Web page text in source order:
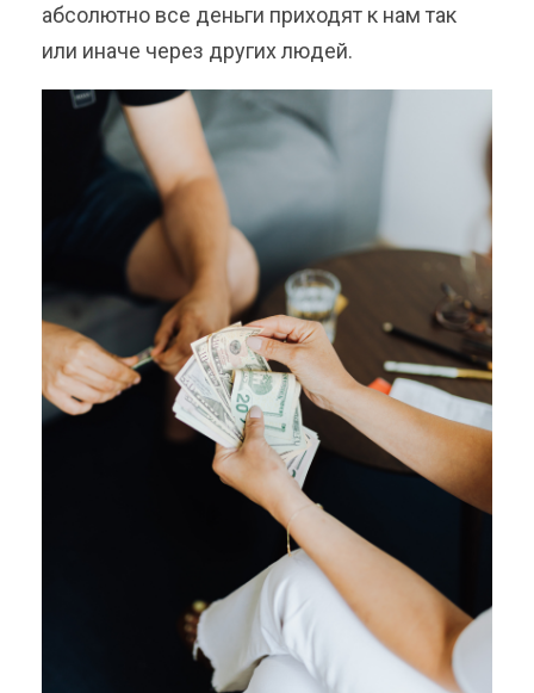
абсолютно все деньги приходят к нам так
или иначе через других людей.